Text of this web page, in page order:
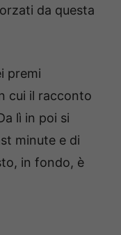
da questa
premi
cui il racconto
lì in poi si
minute e di
in fondo, è